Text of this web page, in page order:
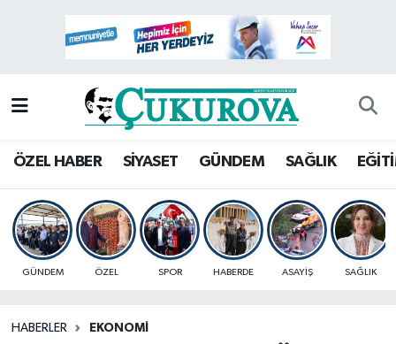
ÖZEL HABER SİYASET GÜNDEM SAĞLIK
GÜNDEM ÖZEL SPOR HABERDE ASAYİŞ SAĞLIK
HABERLER EKONOMİ
Mersin Hava Durumu
Mersin Namaz Vakitleri
Mersin Trafik Yoğunluk Haritası
Süper Lig Puan Durumu ve Fikstür